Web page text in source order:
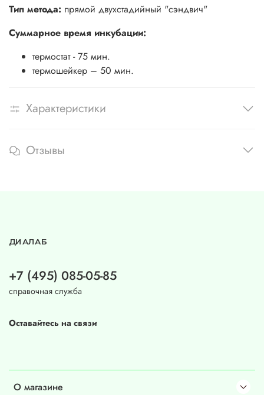
Тип метода: прямой двухстадийный "сэндвич"
Суммарное время инкубации:
термостат - 75 мин.
термошейкер – 50 мин.
Характеристики
Отзывы
О магазине
ДИАЛАБ
+7 (495) 085-05-85
справочная служба
Оставайтесь на связи